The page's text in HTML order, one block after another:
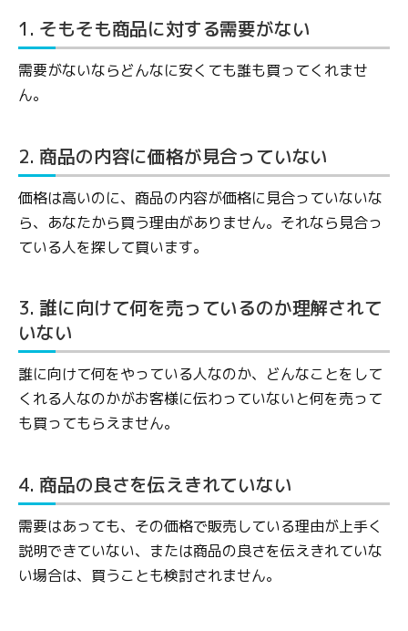
1. そもそも商品に対する需要がない
需要がないならどんなに安くても誰も買ってくれませ
ん。
2. 商品の内容に価格が見合っていない
価格は高いのに、商品の内容が価格に見合っていないな
ら、あなたから買う理由がありません。それなら見合っ
ている人を探して買います。
3. 誰に向けて何を売っているのか理解されて
いない
誰に向けて何をやっている人なのか、どんなことをして
くれる人なのかがお客様に伝わっていないと何を売って
も買ってもらえません。
4. 商品の良さを伝えきれていない
需要はあっても、その価格で販売している理由が上手く
説明できていない、または商品の良さを伝えきれていな
い場合は、買うことも検討されません。